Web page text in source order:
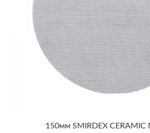
150мм SMIRDEX CERAMIC